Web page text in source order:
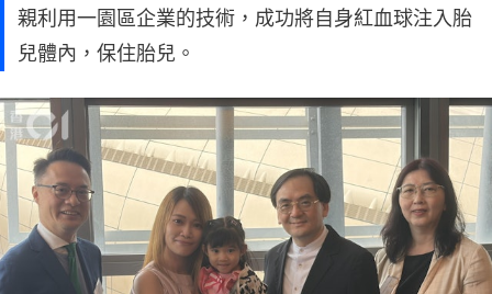
親利用一園區企業的技術，成功將自身紅血球注入胎
兒體內，保住胎兒。